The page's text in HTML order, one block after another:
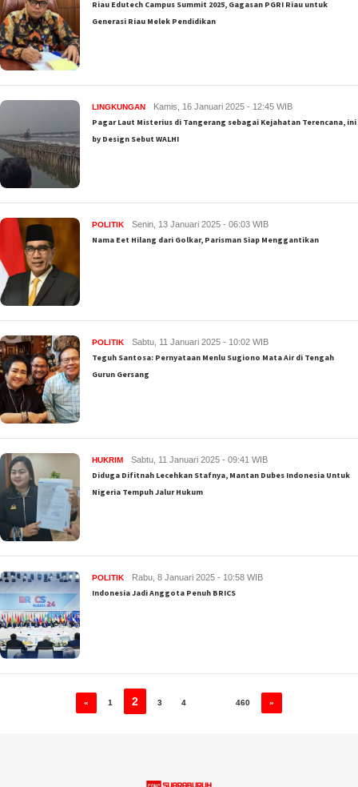
Riau Edutech Campus Summit 2025, Gagasan PGRI Riau untuk
Generasi Riau Melek Pendidikan
LINGKUNGAN Kamis, 16 Januari 2025 - 12:45 WIB
Pagar Laut Misterius di Tangerang sebagai Kejahatan Terencana, ini
by Design Sebut WALHI
POLITIK Senin, 13 Januari 2025 - 06:03 WIB
Nama Eet Hilang dari Golkar, Parisman Siap Menggantikan
POLITIK Sabtu, 11 Januari 2025 - 10:02 WIB
Teguh Santosa: Pernyataan Menlu Sugiono Mata Air di Tengah
Gurun Gersang
HUKRIM Sabtu, 11 Januari 2025 - 09:41 WIB
Diduga Difitnah Lecehkan Stafnya, Mantan Dubes Indonesia Untuk
Nigeria Tempuh Jalur Hukum
POLITIK Rabu, 8 Januari 2025 - 10:58 WIB
Indonesia Jadi Anggota Penuh BRICS
« 1 2 3 4 460 »